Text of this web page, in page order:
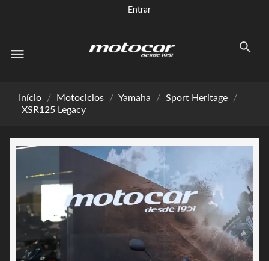
Entrar
menu
Início Motociclos Yamaha
Sport Heritage
XSR125 Legacy